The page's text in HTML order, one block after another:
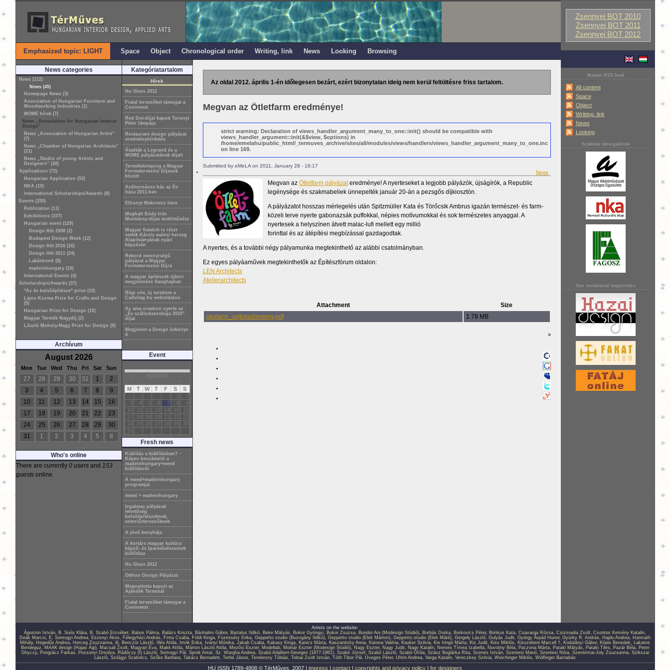
Zsennyei BOT 2010
Zsennyei BOT 2011
Zsennyei BOT 2012
Master RSS feed
All content
Space
Object
Writting, link
News
Looking
Szakmai támogatóink
Our vocational supporters
Emphasized topic: LIGHT Space Object Chronological order Writing, link News Looking Browsing
News categories
News (112)
News (45)
Homepage News (3)
Association of Hungarian Furniture and
Woodworking Industries (1)
MOME hírek (7)
News „Association for Hungarian Interior
Design”
News „Association of Hungarian Artist”
(7)
News „Chamber of Hungarian Architects”
(21)
News „Studio of young Artists and
Designers” (28)
Applications (72)
Hungarian Application (53)
NKA (10)
International Scholarships/Awards (8)
Events (255)
Publication (11)
Exhibitions (107)
Hungarian event (129)
Design Hét 2008 (2)
Budapest Design Week (12)
Design Hét 2010 (16)
Design Hét 2011 (24)
Lakástrend (8)
madeinhungary (10)
International Events (4)
Scholarships/Awards (37)
"Az év belsőépítésze" price (10)
Lajos Kozma Prize for Crafts and Design
(5)
Hungarian Prize for Design (10)
Magyar Termék Nagydíj (2)
László Moholy-Nagy Prize for Design (9)
Archívum
August 2026
Mon Tue Wed Thu Fri Sat Sun
27 28 29 30 31 1
2
3
4 5 6 7 8
9
10
11 12 13 14 15
16
17
18 19 20 21 22
23
24
25 26 27 28 29
30
31
1 2 3 4 5 6
Who's online
There are currently 0 usersand 153
guestsonline.
Kategóriatartalom
Hírek
Hu Glass 2012
Fiatal tervezőket támogat a
Coninvest
Red Dot-díjat kapott Toronyi
Péter lámpája
Restaurant design pályázat
eredményhírdetés
Átadták a Legrand és a
MOME pályázatának díjait
Termékdömping a Magyar
Formatervezési Díjasok
között
Acéltornácos ház az Év
háza 2011-ben
Elhunyt Makovecz Imre
Meghalt Bódy Irén
Munkácsy-díjas textilművész
Magyar fiatalok is részt
vettek Károly walesi herceg
Alapítványának nyári
képzésén
Rekord mennyiségű
pályázat a Magyar
Formatervezési Díjra
A magyar építészek újkori
megjelenése Sanghajban
Régi név, új tartalom a
Cadvilag.hu weboldalon
Az ama creation nyerte az
„Év szállodaszobája 2010”
díjat
Megjelent a Design évkönyv
4
Event
« August
M T W T F S
S
1
2
3
4 5 6 7 8
9
10
11 12 13 14 15
16
17
18 19 20 21 22
23
24
25 26 27 28 29
30
31
Fresh news
Kiállítás a kiállításban? -
Képes beszámoló a
madeinhungary+meed
kiállításról
A meed+madeinhungary
programjai
meed + madeinhungary
Izgalmas pályázati
lehetőség
belsőépítészeknek,
enteriőrtervezőknek
A jövő konyhája
A kortárs magyar kultúra
képző- és Iparművészeinek
kiállítása
Hu Glass 2012
Otthon Design Pályázat
Megnyitotta kapuit az
Ajándék Terminál
Fiatal tervezőket támogat a
Coninvest
Az oldal 2012. április 1-én időlegesen bezárt, ezért bizonytalan ideig nem kerül feltöltésre friss tartalom.
Megvan az Ötletfarm eredménye!
strict warning: Declaration of views_handler_argument_many_to_one::init() should be compatible with
views_handler_argument::init(&$view, $options) in
/home/emelahu/public_html/_termuves_archive/sites/all/modules/views/handlers/views_handler_argument_many_to_one.inc
on line 169.
Submitted by eMeLA on 2011, January 28 - 16:17
News
Megvan az Ötletfarm pályázateredménye! A nyerteseket a legjobb pályázók, újságírók, a Republic
legénysége és szakmabeliek ünnepelték január 20-án a pezsgős díjkiosztón.
A pályázatot hosszas mérlegelés után Spitzmüller Kata és Törőcsik Ambrus igazán természet- és farm-
közeli terve nyerte gabonazsák puffokkal, népies motívumokkal és sok természetes anyaggal. A
nyertesek a helyszínen átvett malac-lufi mellett egy millió
forinttal és az átépítési megbízással gazdagodtak.
A nyertes, és a további négy pályamunka megtekinthető az alábbi csatolmányban.
Ez egyes pályáaművek megtekinthetők az Építészfórum oldalon:
LEN Architects
Atelierarchitects
Attachment
Size
okofarm_sajtokozlemeny.pdf
1.78 MB
»
Artists on the website:
Ágoston István, B. Soós Klára, B. Szabó Erzsébet, Babos Pálma, Balázs Kriszta, Bánhalmi Gábor, Bartalus Ildikó, Beke Mátyás, Bokor Gyöngyi, Bokor Zsuzsa, Bondor Ani (Modesign Stúdió), Borbás Dorka, Borkovics Péter, Brinkus Kata, Csavarga Rózsa, Csizmadia Zsolt, Csontos Kemény Katalin,
Deák Marcsi, E. Somogyi Andrea, Eszenyi Ákos, Félegyházi András, Finta Csaba, Földi Kinga, Füzesséry Erika, Geppetto studio (Buzogány Ildikó), Geppetto studio (Elek Márton), Geppetto studio (Elek Máté), Gergely László, Gulyás Judit, György Árpád Hunor, Gyürky R. András, Hajdu Andrea, Harmath
Mihály, Hegedűs Andrea, Herceg Zsuzsanna, ifj. Benczúr László, Illés Attila, Imrik Erika, Iványi Mónika, Jakab Csaba, Kakasy Kinga, Kanics Márta, Kaszanitzky Anna, Katona Valéria, Kauker Szilvia, Kis Iringó Márta, Kis Judit, Kiss Miklós, Kisszebeni Marcell †, Kodolányi Gábor, Kópis Benedek, Lakatos
Bendeguz, MAAK design (Hajas Ági), Macsali Zsolt, Magyari Éva, Makk Attila, Márton László Attila, Mezősi Eszter, Modellab, Molnár Eszter (Modesign Stúdió), Nagy Eszter, Nagy Judit, Nagy Katalin, Nemes Tímea Izabella, Novotny Béla, Paczona Márta, Pataki Mátyás, Pataki Tiles, Pazár Béla, Peter
Ghyczy, Pongrácz Farkas, Pozsonyi Orsolya, Rádóczy (f) László, Somogyi Pál , Sprok Antal , Sz. Wargha Andrea, Szabó Adalbert-Georges (1877-1961), Szabó József, Szabó László, Szabó Otília, Szász Boglárka Rita, Szenes István, Szentesi Manó, Szentesi Nóra, Szentirmai-Joly Zsuzsanna, Szikszai
László, Szilágyi Szabolcs, Szőke Barbara, Takács Bernadett, Terbe János, Terebessy Tóbiás, Tolnai Zsolt István, Tóth Tibor Pál , Üveges Péter, Uhrin Andrea, Varga Katalin, Vereczkey Szilvia, Weichinger Miklós, Wölfinger Barnabás
HU ISSN 1789-4808 © TérMűves, 2007 | impress | contact | copyrights and privacy policy | for designers